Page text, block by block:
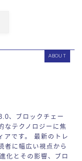
ABOUT
、ブロックチェー
なテクノロジーに焦
アです。 最新のトレ
者に幅広い視点から
化とその影響、ブロ